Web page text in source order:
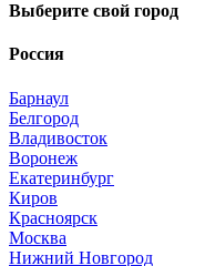
Выберите свой город
Россия
Барнаул
Белгород
Владивосток
Воронеж
Екатеринбург
Киров
Красноярск
Москва
Нижний Новгород